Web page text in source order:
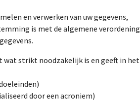
en verwerken van uw gegevens,
is met de algemene verordening
strikt noodzakelijk is en geeft in het
door een acroniem)